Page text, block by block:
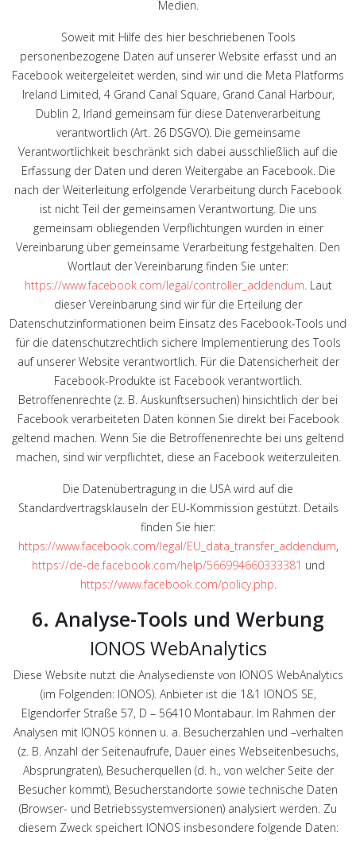
Medien.
Soweit mit Hilfe des hier beschriebenen Tools
personenbezogene Daten auf unserer Website erfasst und an
Facebook weitergeleitet werden, sind wir und die Meta Platforms
Ireland Limited, 4 Grand Canal Square, Grand Canal Harbour,
Dublin 2, Irland gemeinsam für diese Datenverarbeitung
verantwortlich (Art. 26 DSGVO). Die gemeinsame
Verantwortlichkeit beschränkt sich dabei ausschließlich auf die
Erfassung der Daten und deren Weitergabe an Facebook. Die
nach der Weiterleitung erfolgende Verarbeitung durch Facebook
ist nicht Teil der gemeinsamen Verantwortung. Die uns
gemeinsam obliegenden Verpflichtungen wurden in einer
Vereinbarung über gemeinsame Verarbeitung festgehalten. Den
Wortlaut der Vereinbarung finden Sie unter:
https://www.facebook.com/legal/controller_addendum. Laut
dieser Vereinbarung sind wir für die Erteilung der
Datenschutzinformationen beim Einsatz des Facebook-Tools und
für die datenschutzrechtlich sichere Implementierung des Tools
auf unserer Website verantwortlich. Für die Datensicherheit der
Facebook-Produkte ist Facebook verantwortlich.
Betroffenenrechte (z. B. Auskunftsersuchen) hinsichtlich der bei
Facebook verarbeiteten Daten können Sie direkt bei Facebook
geltend machen. Wenn Sie die Betroffenenrechte bei uns geltend
machen, sind wir verpflichtet, diese an Facebook weiterzuleiten.
Die Datenübertragung in die USA wird auf die
Standardvertragsklauseln der EU-Kommission gestützt. Details
finden Sie hier:
https://www.facebook.com/legal/EU_data_transfer_addendum,
https://de-de.facebook.com/help/566994660333381 und
https://www.facebook.com/policy.php.
6. Analyse-Tools und Werbung
IONOS WebAnalytics
Diese Website nutzt die Analysedienste von IONOS WebAnalytics
(im Folgenden: IONOS). Anbieter ist die 1&1 IONOS SE,
Elgendorfer Straße 57, D – 56410 Montabaur. Im Rahmen der
Analysen mit IONOS können u. a. Besucherzahlen und –verhalten
(z. B. Anzahl der Seitenaufrufe, Dauer eines Webseitenbesuchs,
Absprungraten), Besucherquellen (d. h., von welcher Seite der
Besucher kommt), Besucherstandorte sowie technische Daten
(Browser- und Betriebssystemversionen) analysiert werden. Zu
diesem Zweck speichert IONOS insbesondere folgende Daten: